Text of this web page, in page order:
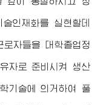
인재화를 실현할데
자들을 대학졸업정
자로 준비시켜 생산
기술에 의거하여 풀